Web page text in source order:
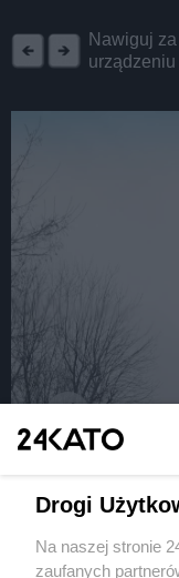
Nawiguj
Wydawca mediów
Drogi
Na naszej stronie
zaufanych